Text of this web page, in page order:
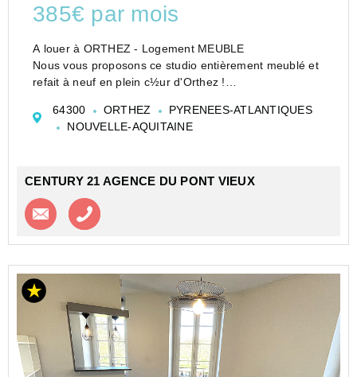
385€ par mois
A louer à ORTHEZ - Logement MEUBLE
Nous vous proposons ce studio entièrement meublé et
refait à neuf en plein c½ur d'Orthez !
équipements, un coin nuit, et une salle d'eau avec WC !
64300 ORTHEZ
PYRENEES-ATLANTIQUES
NOUVELLE-AQUITAINE
CENTURY 21 AGENCE DU PONT VIEUX
Contacter l'agence